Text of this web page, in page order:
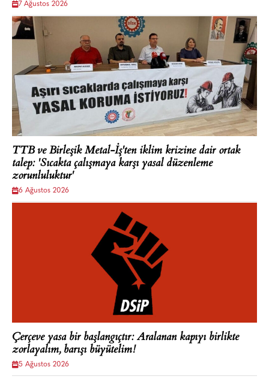
7 Ağustos 2026
TTB ve Birleşik Metal-İş'ten iklim krizine dair ortak
talep: 'Sıcakta çalışmaya karşı yasal düzenleme
zorunluluktur'
6 Ağustos 2026
Çerçeve yasa bir başlangıçtır: Aralanan kapıyı birlikte
zorlayalım, barışı büyütelim!
5 Ağustos 2026